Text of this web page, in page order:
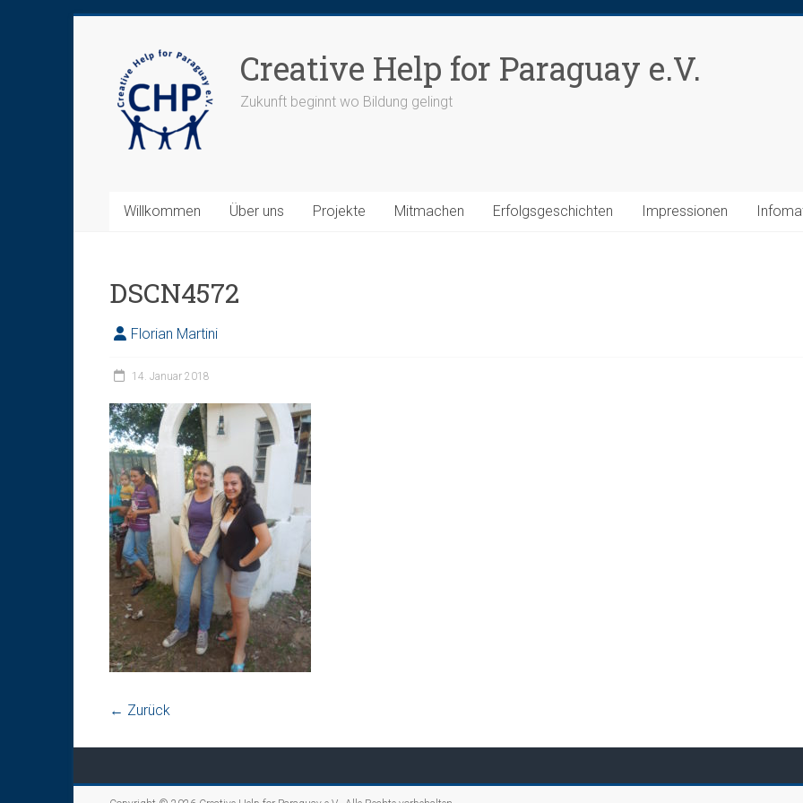
Creative Help for Paraguay e.V.
Zukunft beginnt wo Bildung gelingt
Willkommen Über uns Projekte Mitmachen Erfolgsgeschichten Impressionen
DSCN4572
Florian Martini
14. Januar 2018
← Zurück